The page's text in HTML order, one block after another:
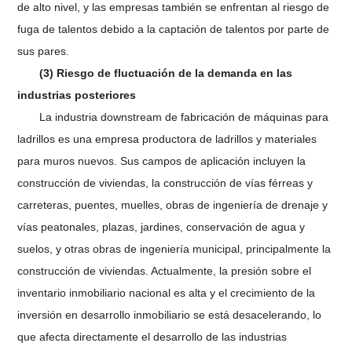
de alto nivel, y las empresas también se enfrentan al riesgo de
fuga de talentos debido a la captación de talentos por parte de
sus pares.
(3) Riesgo de fluctuación de la demanda en las
industrias posteriores
La industria downstream de fabricación de máquinas para
ladrillos es una empresa productora de ladrillos y materiales
para muros nuevos. Sus campos de aplicación incluyen la
construcción de viviendas, la construcción de vías férreas y
carreteras, puentes, muelles, obras de ingeniería de drenaje y
vías peatonales, plazas, jardines, conservación de agua y
suelos, y otras obras de ingeniería municipal, principalmente la
construcción de viviendas. Actualmente, la presión sobre el
inventario inmobiliario nacional es alta y el crecimiento de la
inversión en desarrollo inmobiliario se está desacelerando, lo
que afecta directamente el desarrollo de las industrias